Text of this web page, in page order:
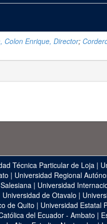
Colon Enrique, Director;
Técnica Particular de Loja |
| Universidad Regional
| Universidad
Universidad de Otavalo |
de Quito | Universidad Estatal
del Ecuador - Ambato |